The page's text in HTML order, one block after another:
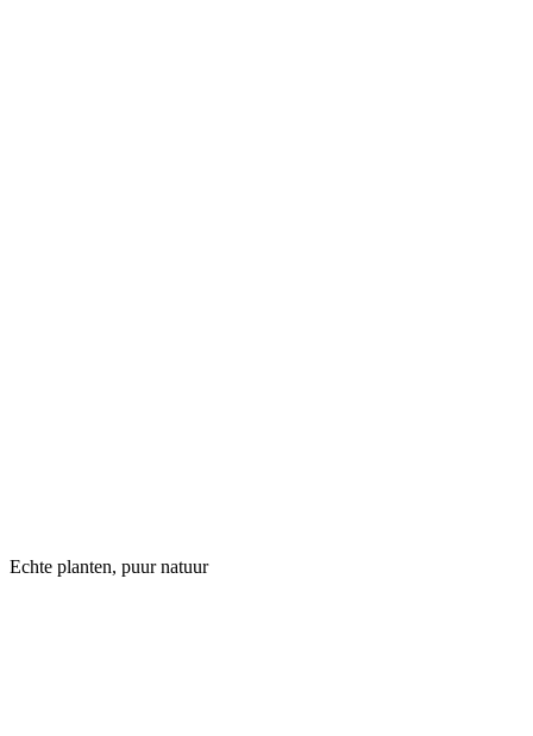
Echte planten, puur natuur